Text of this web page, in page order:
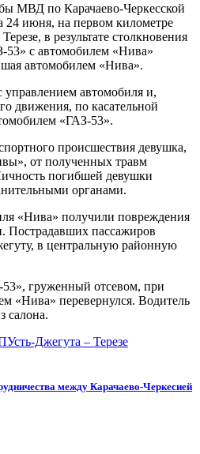
МВД по Карачаево-Черкесской
24 июня, на первом километре
в результате столкновения
53» с автомобилем «Нива»
автомобилем «Нива».
автомобиля и,
движения, по касательной
«ГАЗ-53».
происшествия девушка,
от полученных травм
погибшей девушки
органами.
«Нива» получили повреждения
Пострадавших пассажиров
в центральную районную
груженный отсевом, при
«Нива» перевернулся. Водитель
салона.
Усть-Джегута – Терезе
между Карачаево-Черкесией